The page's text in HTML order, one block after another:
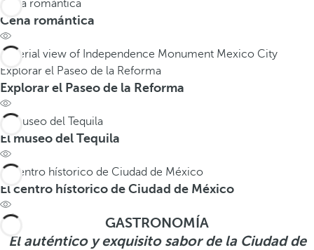
Cena romántica
Cena romántica
Explorar el Paseo de la Reforma
Explorar el Paseo de la Reforma
El museo del Tequila
El museo del Tequila
El centro hístorico de Ciudad de México
El centro hístorico de Ciudad de México
GASTRONOMÍA
El auténtico y exquisito sabor de la Ciudad de